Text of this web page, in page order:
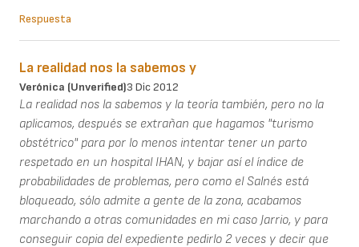
Respuesta
La realidad nos la sabemos y
Verónica (unverified)3 Dic 2012
La realidad nos la sabemos y la teoría también, pero no la
aplicamos, después se extrañan que hagamos "turismo
obstétrico" para por lo menos intentar tener un parto
respetado en un hospital IHAN, y bajar así el índice de
probabilidades de problemas, pero como el Salnés está
bloqueado, sólo admite a gente de la zona, acabamos
marchando a otras comunidades en mi caso Jarrio, y para
conseguir copia del expediente pedirlo 2 veces y decir que